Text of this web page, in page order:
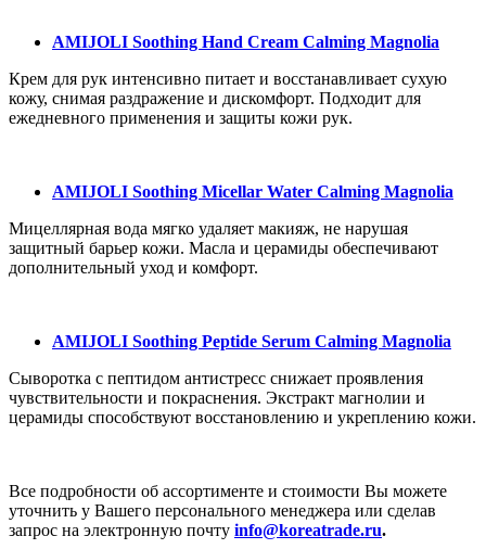
AMIJOLI Soothing Hand Cream Calming Magnolia
Крем для рук интенсивно питает и восстанавливает сухую
кожу, снимая раздражение и дискомфорт. Подходит для
ежедневного применения и защиты кожи рук.
AMIJOLI Soothing Micellar Water Calming Magnolia
Мицеллярная вода мягко удаляет макияж, не нарушая
защитный барьер кожи. Масла и церамиды обеспечивают
дополнительный уход и комфорт.
AMIJOLI Soothing Peptide Serum Calming Magnolia
Сыворотка с пептидом антистресс снижает проявления
чувствительности и покраснения. Экстракт магнолии и
церамиды способствуют восстановлению и укреплению кожи.
Все подробности об ассортименте и стоимости Вы можете
уточнить у Вашего персонального менеджера или сделав
запрос на электронную почту info@koreatrade.ru.